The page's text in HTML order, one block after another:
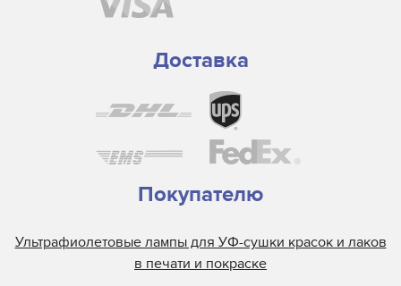
Grafix
H&S Autoshot
Hanovia
Heidelberg
Henkel
Hewlett Packard
Interlight
Доставка
Покупателю
Ультрафиолетовые лампы для УФ-сушки красок и лаков
в печати и покраске